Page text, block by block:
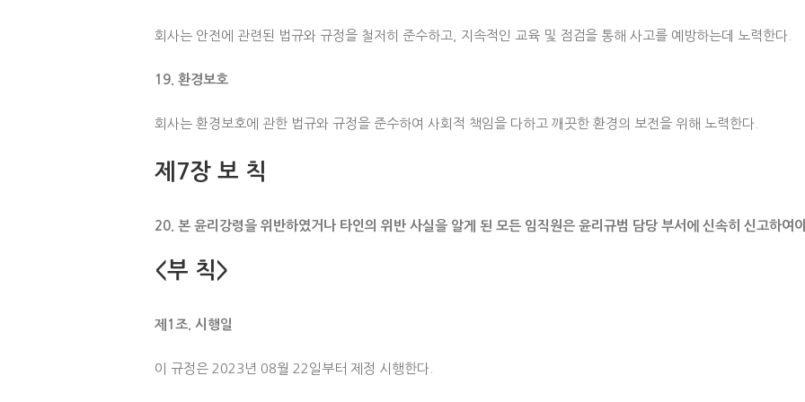
회사는 안전에 관련된 법규와 규정을 철저히 준수하고, 지속적인 교육 및 점검을 통해 사고를 예방하는데 노력한다.
19. 환경보호
회사는 환경보호에 관한 법규와 규정을 준수하여 사회적 책임을 다하고 깨끗한 환경의 보전을 위해 노력한다.
제7장 보 칙
20. 본 윤리강령을 위반하였거나 타인의 위반 사실을 알게 된 모든 임직원은 윤리규범 담당 부서에 신속히 신고하여
<부 칙>
제1조. 시행일
이 규정은 2023년 08월 22일부터 제정 시행한다.